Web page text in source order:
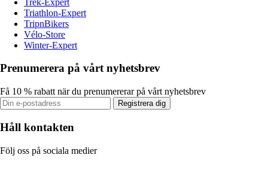
Triathlon-Expert
TripnBikers
Vélo-Store
Winter-Expert
Prenumerera på vårt nyhetsbrev
Få 10 % rabatt när du prenumererar på vårt nyhetsbrev
Registrera dig
Håll kontakten
Följ oss på sociala medier